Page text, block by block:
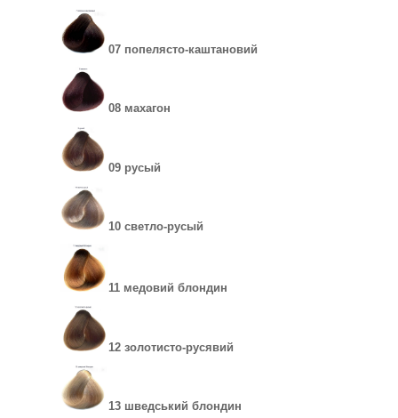
07 попелясто-каштановий
08 махагон
09 русый
10 светло-русый
11 медовий блондин
12 золотисто-русявий
13 шведський блондин